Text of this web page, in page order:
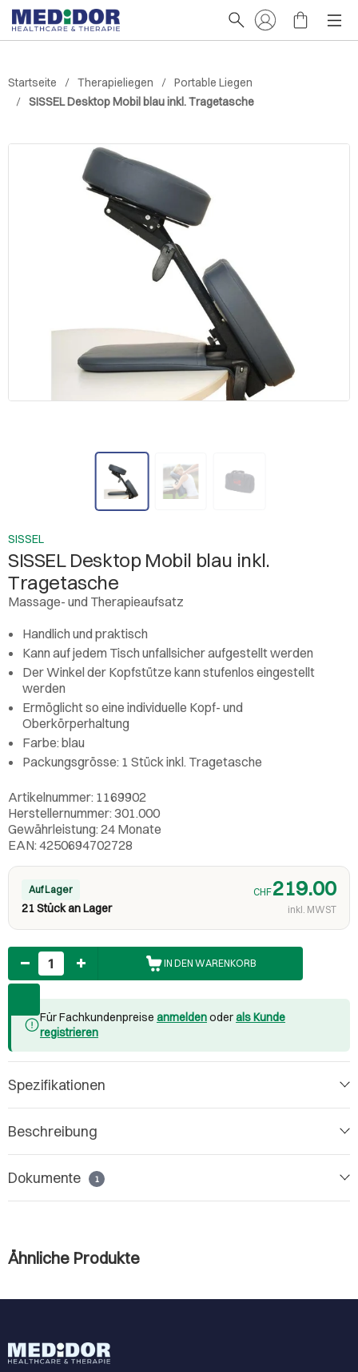
Startseite Therapieliegen
Portable Liegen
SISSEL Desktop Mobil blau inkl. Tragetasche
SISSEL
SISSEL Desktop Mobil blau inkl.
Tragetasche
Massage- und Therapieaufsatz
Handlich und praktisch
Kann auf jedem Tisch unfallsicher aufgestellt werden
Der Winkel der Kopfstütze kann stufenlos eingestellt
werden
Ermöglicht so eine individuelle Kopf- und
Oberkörperhaltung
Farbe: blau
Packungsgrösse: 1 Stück inkl. Tragetasche
Artikelnummer: 1169902
Herstellernummer: 301.000
Gewährleistung: 24 Monate
EAN: 4250694702728
Auf Lager
21 Stück an Lager
CHF219.00
inkl. MWST
Anzahl
IN DEN WARENKORB
Für Fachkundenpreise anmeldenoderals Kunde
registrieren
Spezifikationen
Beschreibung
Dokumente 1
Ähnliche Produkte